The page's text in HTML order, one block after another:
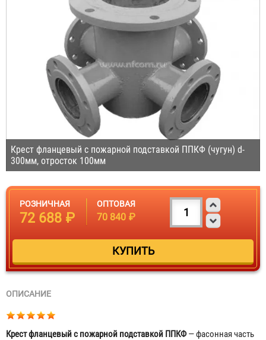
Крест фланцевый с пожарной подставкой ППКФ (чугун) d-
300мм, отросток 100мм
РОЗНИЧНАЯ
72 688 ₽
ОПТОВАЯ
70 840 ₽
ОПИСАНИЕ
Крест фланцевый с пожарной подставкой ППКФ— фасонная часть